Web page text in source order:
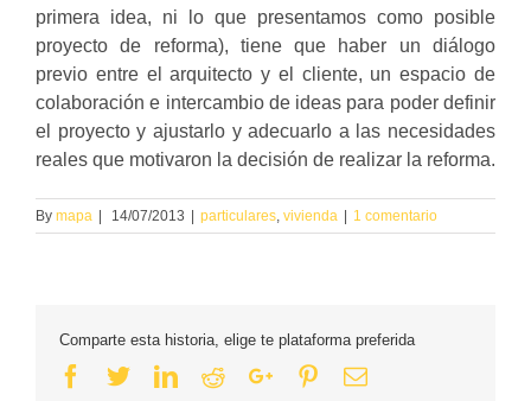
primera idea, ni lo que presentamos como posible
proyecto de reforma), tiene que haber un diálogo
previo entre el arquitecto y el cliente, un espacio de
colaboración e intercambio de ideas para poder definir
el proyecto y ajustarlo y adecuarlo a las necesidades
reales que motivaron la decisión de realizar la reforma.
By mapa 14/07/2013 particulares, vivienda 1 comentario
Comparte esta historia, elige te plataforma preferida
Facebook
TwitterLinkedin
RedditGoogle+Pinterest
Email